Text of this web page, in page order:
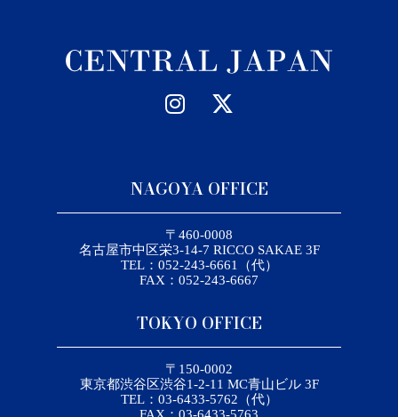
NAGOYA OFFICE
〒460-0008
名古屋市中区栄3-14-7 RICCO SAKAE 3F
TEL：052-243-6661（代）
FAX：052-243-6667
TOKYO OFFICE
〒150-0002
東京都渋谷区渋谷1-2-11 MC青山ビル 3F
TEL：03-6433-5762（代）